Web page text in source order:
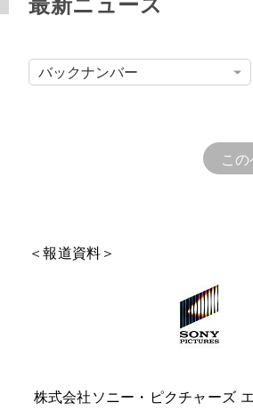
こ
＜報道資料＞
株式会社ソニー・ピクチャーズ